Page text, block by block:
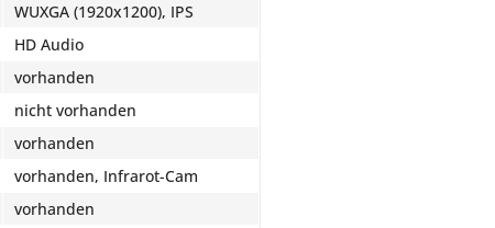
WUXGA (1920x1200), IPS
HD Audio
vorhanden
nicht vorhanden
vorhanden
vorhanden, Infrarot-Cam
vorhanden